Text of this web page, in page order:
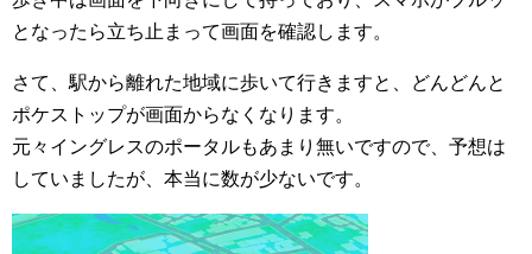
となったら立ち止まって画面を確認します。
さて、駅から離れた地域に歩いて行きますと、どんどんと
ポケストップが画面からなくなります。
元々イングレスのポータルもあまり無いですので、予想は
していましたが、本当に数が少ないです。